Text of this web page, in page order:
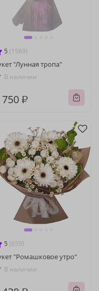
5 (1569)
"Лунная тропа"
В наличии
₽
5 (659)
"Ромашковое утро"
В наличии